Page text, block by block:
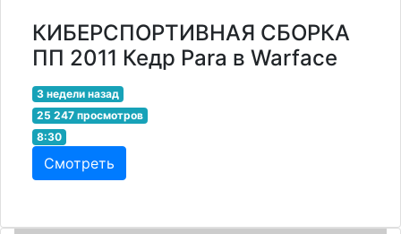
КИБЕРСПОРТИВНАЯ СБОРКА
ПП 2011 Кедр Para в Warface
3 недели назад
25 247 просмотров
8:30
Смотреть